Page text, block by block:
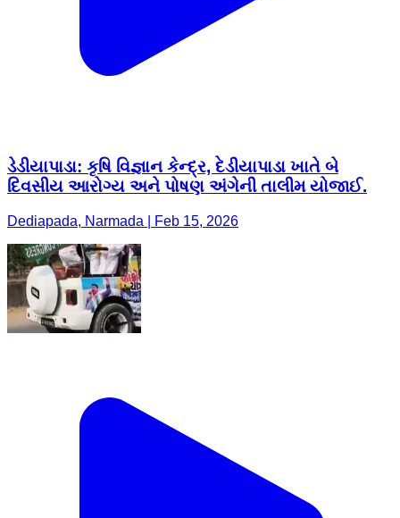
ડેડીયાપાડા: કૃષિ વિજ્ઞાન કેન્દ્ર, દેડીયાપાડા ખાતે બે
દિવસીય આરોગ્ય અને પોષણ અંગેની તાલીમ યોજાઈ.
Dediapada, Narmada | Feb 15, 2026